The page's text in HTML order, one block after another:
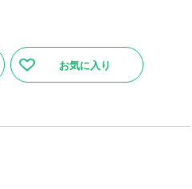
お気に入り